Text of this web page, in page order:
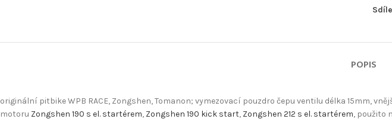
POPIS
originální pitbike WPB RACE, Zongshen, Tomanon; vymezovací pouzdro čepu ventilu délka 15mm,
motoru Zongshen 190 s el. startérem, Zongshen 190 kick start, Zongshen 212 s el. startérem, použito